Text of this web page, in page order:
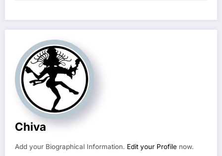
Chiva
Add your Biographical Information. Edit your Profile now.